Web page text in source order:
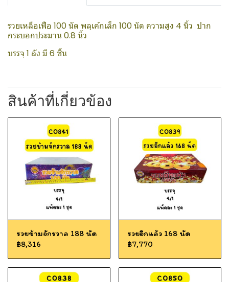
รวยเหลือเฟือ 100 นัด พลุเค้กเล็ก 100 นัด ความสูง 4 นิ้ว ปาก
กระบอกประมาน 0.8 นิ้ว
บรรจุ 1 ลัง มี 6 ชิ้น
สินค้าที่เกี่ยวข้อง
รวยข้ามจักรวาล 188 นัด
฿8,316
รวยอีกแล้ว 168 นัด
฿7,770